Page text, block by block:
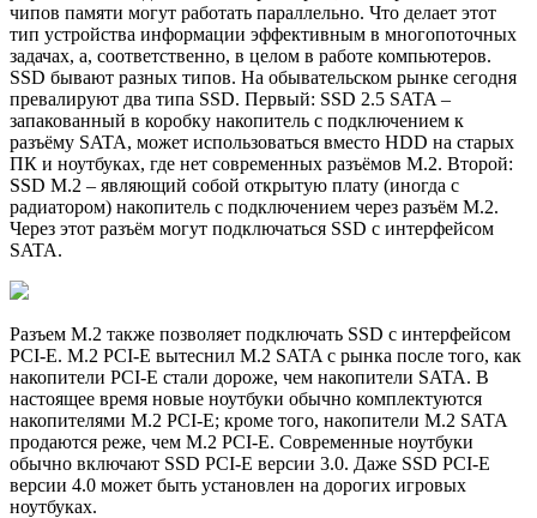
чипов памяти могут работать параллельно. Что делает этот
тип устройства информации эффективным в многопоточных
задачах, а, соответственно, в целом в работе компьютеров.
SSD бывают разных типов. На обывательском рынке сегодня
превалируют два типа SSD. Первый: SSD 2.5 SATA –
запакованный в коробку накопитель с подключением к
разъёму SATA, может использоваться вместо HDD на старых
ПК и ноутбуках, где нет современных разъёмов M.2. Второй:
SSD M.2 – являющий собой открытую плату (иногда с
радиатором) накопитель с подключением через разъём M.2.
Через этот разъём могут подключаться SSD с интерфейсом
SATA.
Разъем M.2 также позволяет подключать SSD с интерфейсом
PCI-E. M.2 PCI-E вытеснил M.2 SATA с рынка после того, как
накопители PCI-E стали дороже, чем накопители SATA. В
настоящее время новые ноутбуки обычно комплектуются
накопителями M.2 PCI-E; кроме того, накопители M.2 SATA
продаются реже, чем M.2 PCI-E. Современные ноутбуки
обычно включают SSD PCI-E версии 3.0. Даже SSD PCI-E
версии 4.0 может быть установлен на дорогих игровых
ноутбуках.